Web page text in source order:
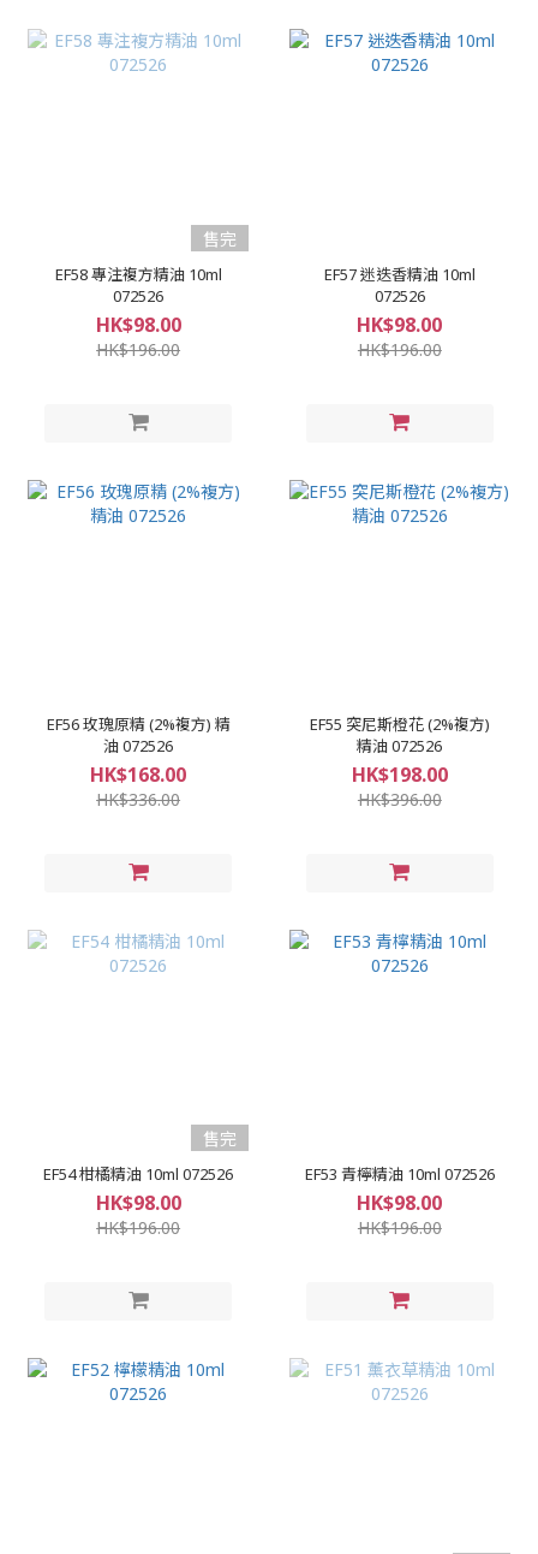
售完
EF58 專注複方精油 10ml
072526
HK$98.00
HK$196.00
EF57 迷迭香精油 10ml
072526
HK$98.00
HK$196.00
EF56 玫瑰原精 (2%複方) 精
油 072526
HK$168.00
HK$336.00
EF55 突尼斯橙花 (2%複方)
精油 072526
HK$198.00
HK$396.00
售完
EF54 柑橘精油 10ml 072526
HK$98.00
HK$196.00
EF53 青檸精油 10ml 072526
HK$98.00
HK$196.00